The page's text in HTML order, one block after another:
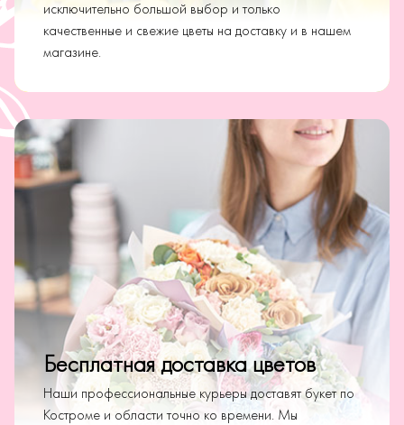
исключительно большой выбор и только
качественные и свежие цветы на доставку и в нашем
магазине.
Бесплатная доставка цветов
Наши профессиональные курьеры доставят букет по
Костроме и области точно ко времени. Мы